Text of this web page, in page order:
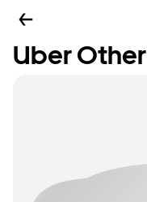
Uber Other